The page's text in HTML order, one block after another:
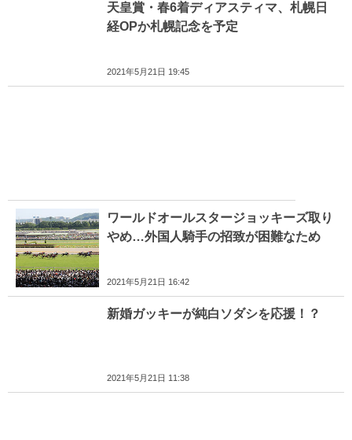
天皇賞・春6着ディアスティマ、札幌日
経OPか札幌記念を予定
2021年5月21日 19:45
ワールドオールスタージョッキーズ取り
やめ…外国人騎手の招致が困難なため
2021年5月21日 16:42
新婚ガッキーが純白ソダシを応援！？
2021年5月21日 11:38